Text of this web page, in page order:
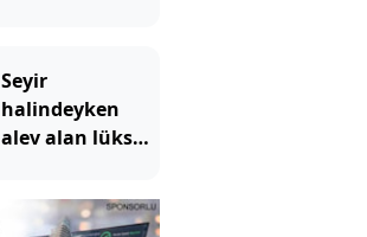
Seyir
halindeyken
alev alan lüks
kullanılmaz
hale geldi